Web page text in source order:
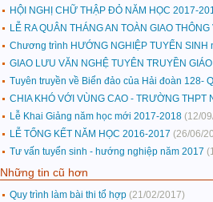
HỘI NGHỊ CHỮ THẬP ĐỎ NĂM HỌC 2017-
LỄ RA QUÂN THÁNG AN TOÀN GIAO
Chương trình HƯỚNG NGHIỆP TUYỂN SINH
GIAO LƯU VĂN NGHỆ TUYÊN TRUYỀN
Tuyên truyền về Biển đảo của Hải đoàn 128-
CHIA KHÓ VỚI VÙNG CAO - TRƯỜNG THPT
Lễ Khai Giảng năm học mới 2017-2018 (12/
LỄ TỔNG KẾT NĂM HỌC 2016-2017 (26/06/
Tư vấn tuyển sinh - hướng nghiệp năm 2017
Những tin cũ hơn
Quy trình làm bài thi tổ hợp (21/02/2017)